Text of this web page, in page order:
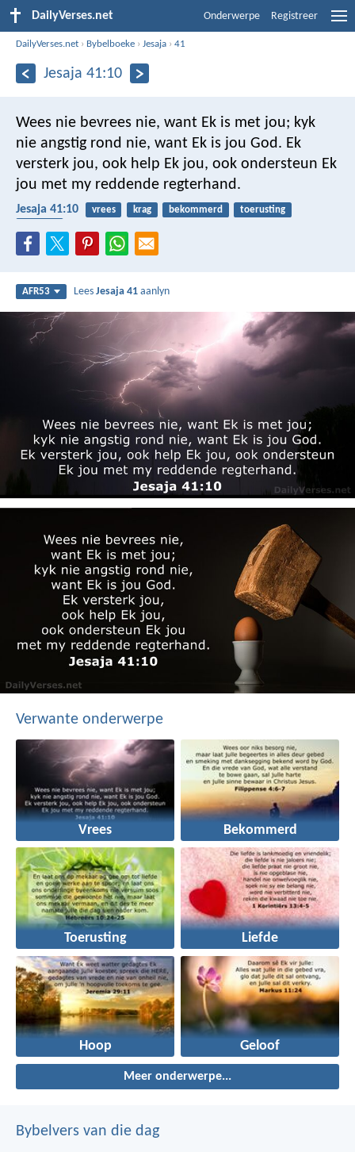
DailyVerses.net Onderwerpe Registreer
DailyVerses.net › Bybelboeke ›Jesaja ›41
Jesaja 41:10
Wees nie bevrees nie, want Ek is met jou; kyk
nie angstig rond nie, want Ek is jou God. Ek
versterk jou, ook help Ek jou, ook ondersteun Ek
jou met my reddende regterhand.
Jesaja 41:10 vrees krag bekommerd
toerusting
AFR53 LeesJesaja 41 aanlyn
Verwante onderwerpe
Vrees Bekommerd
Toerusting Liefde
Hoop Geloof
Meer onderwerpe...
Bybelvers van die dag